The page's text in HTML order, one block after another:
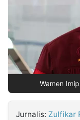
Follow
Kabarbaru
Wamen
Jurnalis: Zulfikar